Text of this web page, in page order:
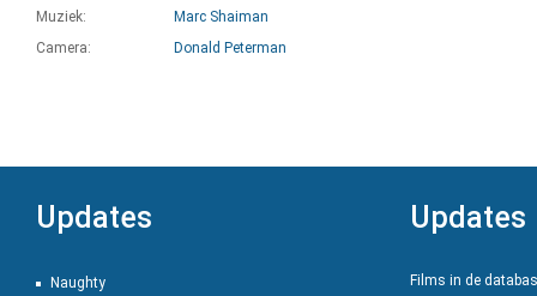
Muziek:
Marc Shaiman
Camera:
Donald Peterman
Updates
Naughty
Updates
Films in de